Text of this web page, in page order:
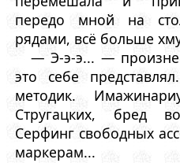
передо мной на
рядами, всё больше
— Э-э-э... —
это себе
методик.
Стругацких, бред
Серфинг свободных
маркерам...